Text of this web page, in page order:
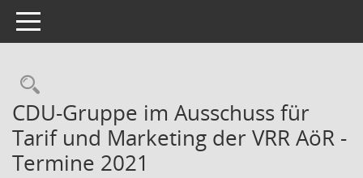
Toggle navigation
Rechercheauswahl
CDU-Gruppe im Ausschuss für
Tarif und Marketing der VRR AöR -
Termine 2021